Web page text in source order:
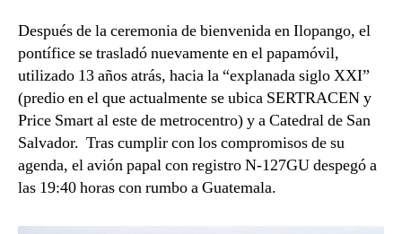
Después de la ceremonia de bienvenida en Ilopango, el
pontífice se trasladó nuevamente en el papamóvil,
utilizado 13 años atrás, hacia la “explanada siglo XXI”
(predio en el que actualmente se ubica SERTRACEN y
Price Smart al este de metrocentro) y a Catedral de San
Salvador. Tras cumplir con los compromisos de su
agenda, el avión papal con registro N-127GU despegó a
las 19:40 horas con rumbo a Guatemala.